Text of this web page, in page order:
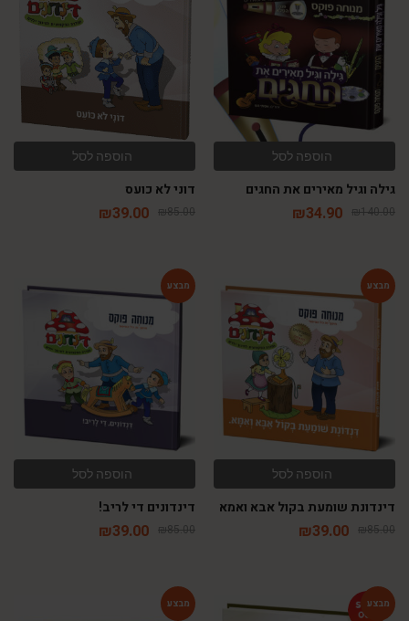
הוספה לסל
גילה וגיל מאירים את החגים
₪140.00
₪34.90
הוספה לסל
דוני לא כועס
₪85.00
₪39.00
הוספה לסל
דינדונת שומעת בקול אבא ואמא
₪85.00
₪39.00
הוספה לסל
דינדונים די לריב!
₪85.00
₪39.00